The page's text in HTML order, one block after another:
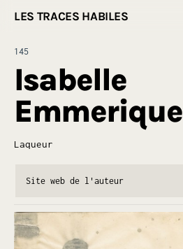
LES TRACES HABILES
Fonds Dess(e)ins
Productions
Ressources ]
À propos
145
Isabelle
Emmerique
Laqueur
Site web de l'auteur